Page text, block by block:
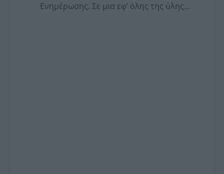
Ενημέρωσης. Σε μια εφ’ όλης της ύλης